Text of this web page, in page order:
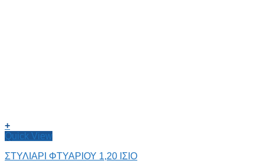
+
Quick View
ΣΤΥΛΙΑΡΙ ΦΤΥΑΡΙΟΥ 1,20 ΙΣΙΟ